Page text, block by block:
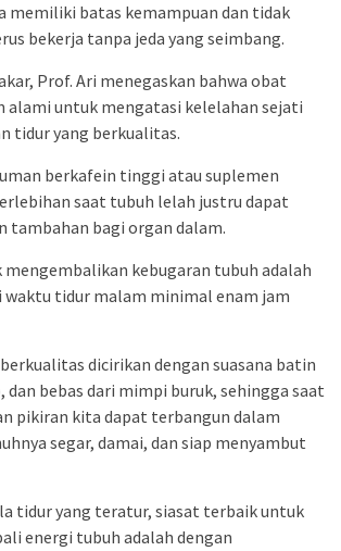
memiliki batas kemampuan dan tidak
bekerja tanpa jeda yang seimbang.
Prof. Ari menegaskan bahwa obat
alami untuk mengatasi kelelahan sejati
tidur yang berkualitas.
berkafein tinggi atau suplemen
saat tubuh lelah justru dapat
tambahan bagi organ dalam.
kebugaran tubuh adalah
waktu tidur malam minimal enam jam
dicirikan dengan suasana batin
bebas dari mimpi buruk, sehingga saat
pikiran kita dapat terbangun dalam
segar, damai, dan siap menyambut
tidur yang teratur, siasat terbaik untuk
energi tubuh adalah dengan